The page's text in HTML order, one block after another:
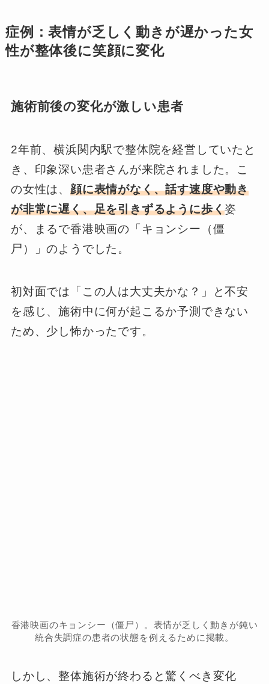
症例：表情が乏しく動きが遅かった女
性が整体後に笑顔に変化
施術前後の変化が激しい患者
2年前、横浜関内駅で整体院を経営していたと
き、印象深い患者さんが来院されました。こ
の女性は、 顔に表情がなく、話す速度や動き
が非常に遅く、足を引きずるように歩く姿
が、まるで香港映画の「キョンシー（僵
尸）」のようでした。
初対面では「この人は大丈夫かな？」と不安
を感じ、施術中に何が起こるか予測できない
ため、少し怖かったです。
香港映画のキョンシー（僵尸）。表情が乏しく動きが鈍い
統合失調症の患者の状態を例えるために掲載。
しかし、整体施術が終わると驚くべき変化